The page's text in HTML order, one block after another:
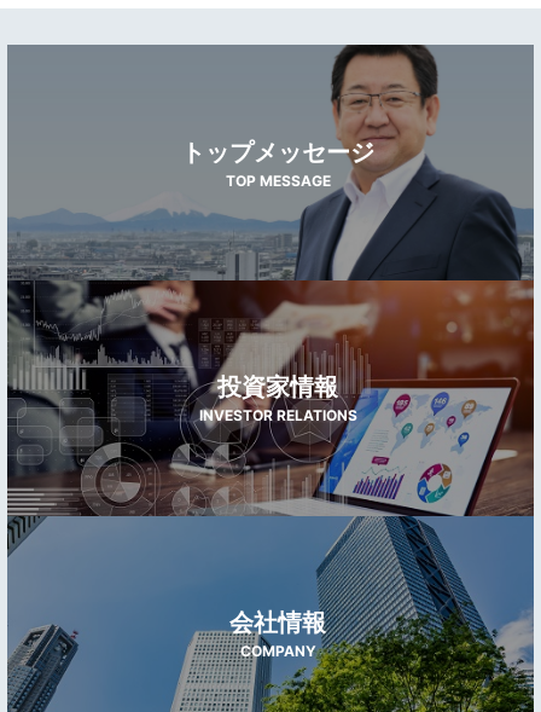
トップメッセージ
TOP MESSAGE
投資家情報
INVESTOR RELATIONS
会社情報
COMPANY